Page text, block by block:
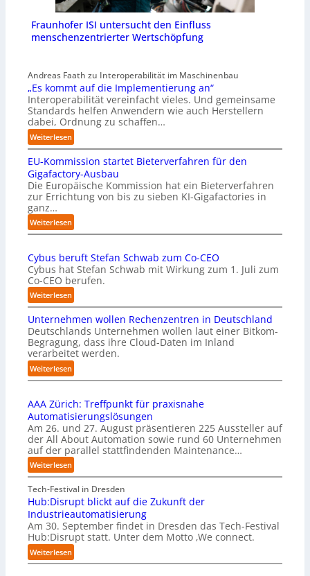
Fraunhofer ISI untersucht den Einfluss
menschenzentrierter Wertschöpfung
Andreas Faath zu Interoperabilität im Maschinenbau
„Es kommt auf die Implementierung an“
Interoperabilität vereinfacht vieles. Und gemeinsame
Standards helfen Anwendern wie auch Herstellern
dabei, Ordnung zu schaffen…
Weiterlesen:
„
E
s
k
o
m
t
u
f
d
i
e
m
p
l
e
m
e
t
i
e
r
u
n
g
a
n
“
EU-Kommission startet Bieterverfahren für den
Gigafactory-Ausbau
Die Europäische Kommission hat ein Bieterverfahren
zur Errichtung von bis zu sieben KI-Gigafactories in
ganz…
Weiterlesen:
E
-
K
o
m
i
s
s
i
o
n
t
a
r
t
e
t
B
i
e
t
e
r
v
e
r
Cybus beruft Stefan Schwab zum Co-CEO
Cybus hat Stefan Schwab mit Wirkung zum 1. Juli zum
Co-CEO berufen.
Weiterlesen:
C
y
b
u
s
b
e
u
f
t
S
t
e
f
n
S
c
h
w
a
b
Unternehmen wollen Rechenzentren in Deutschland
Deutschlands Unternehmen wollen laut einer Bitkom-
Begragung, dass ihre Cloud-Daten im Inland
verarbeitet werden.
Weiterlesen:
U
t
e
r
n
e
m
w
o
l
l
e
AAA Zürich: Treffpunkt für praxisnahe
Automatisierungslösungen
Am 26. und 27. August präsentieren 225 Aussteller auf
der All About Automation sowie rund 60 Unternehmen
auf der parallel stattfindenden Maintenance…
Weiterlesen:
A
A
A
Z
ü
r
i
c
Tech-Festival in Dresden
Hub:Disrupt blickt auf die Zukunft der
Industrieautomatisierung
Am 30. September findet in Dresden das Tech-Festival
Hub:Disrupt statt. Unter dem Motto ‚We connect.
Weiterlesen:
H